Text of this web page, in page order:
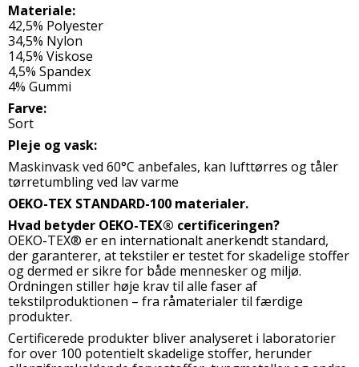
Materiale:
42,5% Polyester
34,5% Nylon
14,5% Viskose
4,5% Spandex
4% Gummi
Farve:
Sort
Pleje og vask:
Maskinvask ved 60°C anbefales, kan lufttørres og tåler
tørretumbling ved lav varme
OEKO-TEX STANDARD-100 materialer.
Hvad betyder OEKO-TEX® certificeringen?
OEKO-TEX® er en internationalt anerkendt standard,
der garanterer, at tekstiler er testet for skadelige stoffer
og dermed er sikre for både mennesker og miljø.
Ordningen stiller høje krav til alle faser af
tekstilproduktionen – fra råmaterialer til færdige
produkter.
Certificerede produkter bliver analyseret i laboratorier
for over 100 potentielt skadelige stoffer, herunder